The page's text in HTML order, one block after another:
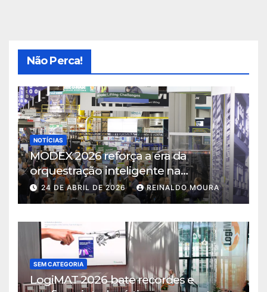
Não Perca!
NOTÍCIAS
MODEX 2026 reforça a era da
orquestração inteligente na
intralogística
24 DE ABRIL DE 2026 REINALDO MOURA
SEM CATEGORIA
LogiMAT 2026 bate recordes e